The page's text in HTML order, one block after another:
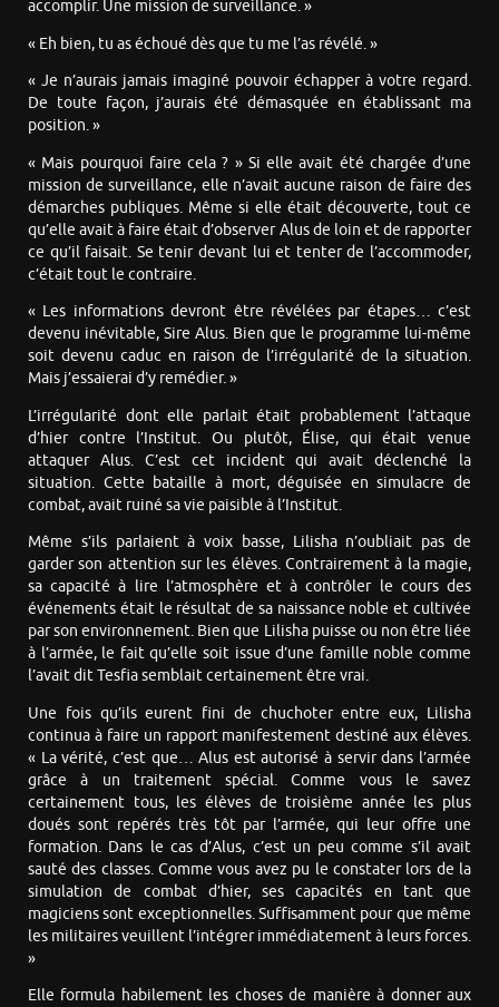
accomplir. Une mission de surveillance. »
« Eh bien, tu as échoué dès que tu me l’as révélé. »
« Je n’aurais jamais imaginé pouvoir échapper à votre regard.
De toute façon, j’aurais été démasquée en établissant ma
position. »
« Mais pourquoi faire cela ? » Si elle avait été chargée d’une
mission de surveillance, elle n’avait aucune raison de faire des
démarches publiques. Même si elle était découverte, tout ce
qu’elle avait à faire était d’observer Alus de loin et de rapporter
ce qu’il faisait. Se tenir devant lui et tenter de l’accommoder,
c’était tout le contraire.
« Les informations devront être révélées par étapes… c’est
devenu inévitable, Sire Alus. Bien que le programme lui-même
soit devenu caduc en raison de l’irrégularité de la situation.
Mais j’essaierai d’y remédier. »
L’irrégularité dont elle parlait était probablement l’attaque
d’hier contre l’Institut. Ou plutôt, Élise, qui était venue
attaquer Alus. C’est cet incident qui avait déclenché la
situation. Cette bataille à mort, déguisée en simulacre de
combat, avait ruiné sa vie paisible à l’Institut.
Même s’ils parlaient à voix basse, Lilisha n’oubliait pas de
garder son attention sur les élèves. Contrairement à la magie,
sa capacité à lire l’atmosphère et à contrôler le cours des
événements était le résultat de sa naissance noble et cultivée
par son environnement. Bien que Lilisha puisse ou non être liée
à l’armée, le fait qu’elle soit issue d’une famille noble comme
l’avait dit Tesfia semblait certainement être vrai.
Une fois qu’ils eurent fini de chuchoter entre eux, Lilisha
continua à faire un rapport manifestement destiné aux élèves.
« La vérité, c’est que… Alus est autorisé à servir dans l’armée
grâce à un traitement spécial. Comme vous le savez
certainement tous, les élèves de troisième année les plus
doués sont repérés très tôt par l’armée, qui leur offre une
formation. Dans le cas d’Alus, c’est un peu comme s’il avait
sauté des classes. Comme vous avez pu le constater lors de la
simulation de combat d’hier, ses capacités en tant que
magiciens sont exceptionnelles. Suffisamment pour que même
les militaires veuillent l’intégrer immédiatement à leurs forces.
»
Elle formula habilement les choses de manière à donner aux